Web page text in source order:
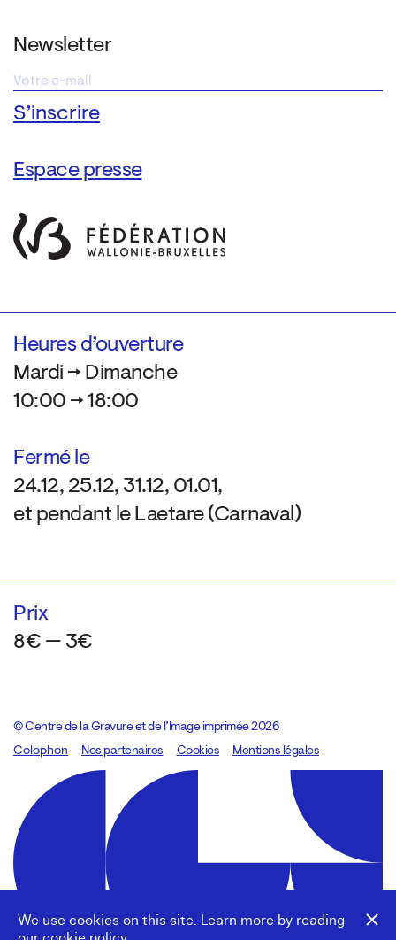
We use cookies on this site. Learn more by reading
Newsletter
Espace presse
Heures d’ouverture
Mardi → Dimanche
10:00 → 18:00
Fermé le
24.12, 25.12, 31.12, 01.01,
et pendant le Laetare (Carnaval)
Prix
8€ — 3€
© Centre de la Gravure et de l’Image imprimée 2026
Colophon
Design:Marcel Kaczmarek, code:8080.studio
Nos partenaires Cookies Mentions légales